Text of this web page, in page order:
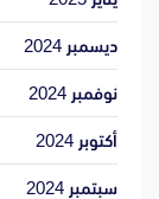
ديسمبر 2024
نوفمبر 2024
أكتوبر 2024
سبتمبر 2024